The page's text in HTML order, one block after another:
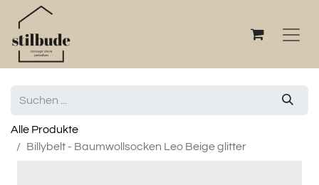
Alle Produkte
Billybelt - Baumwollsocken Leo Beige glitter